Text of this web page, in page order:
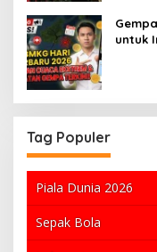
untuk
Tag Populer
Piala Dunia 2026
Sepak Bola